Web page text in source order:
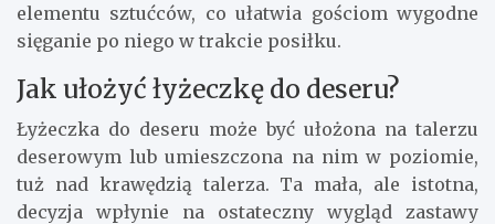
elementu sztućców, co ułatwia gościom wygodne
sięganie po niego w trakcie posiłku.
Jak ułożyć łyżeczkę do deseru?
Łyżeczka do deseru może być ułożona na talerzu
deserowym lub umieszczona na nim w poziomie,
tuż nad krawędzią talerza. Ta mała, ale istotna,
decyzja wpłynie na ostateczny wygląd zastawy